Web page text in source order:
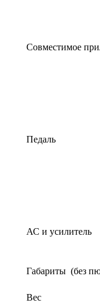
Совместимое
Педаль
АС и усилитель
Габариты (без
Вес